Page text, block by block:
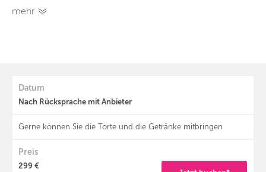
mehr
Datum
Nach Rücksprache mit Anbieter
Gerne können Sie die Torte und die Getränke mitbringen
Preis
299 €